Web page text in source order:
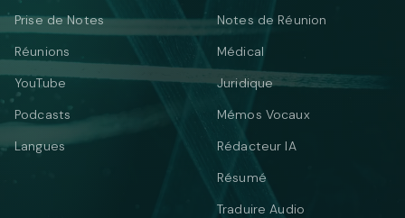
Prise de Notes
Réunions
YouTube
Podcasts
Langues
Notes de Réunion
Médical
Juridique
Mémos Vocaux
Rédacteur IA
Résumé
Traduire Audio